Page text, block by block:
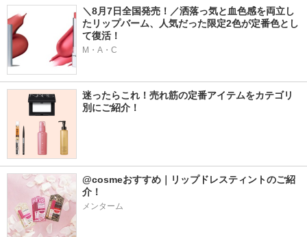
＼8月7日全国発売！／洒落っ気と血色感を両立し
たリップバーム、人気だった限定2色が定番色とし
て復活！
M・A・C
迷ったらこれ！売れ筋の定番アイテムをカテゴリ
別にご紹介！
@cosmeおすすめ｜リップドレスティントのご紹
介！
メンターム